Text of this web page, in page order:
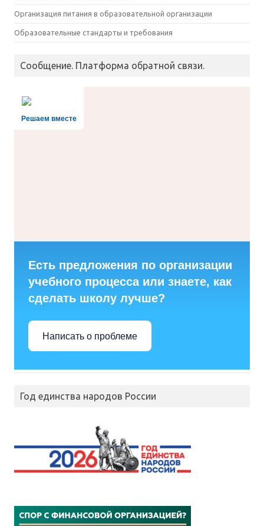
Организация питания в образовательной организации
Образовательные стандарты и требования
Сообщение. Платформа обратной связи.
Решаем вместе
Есть предложения по организации
учебного процесса или знаете, как
сделать школу лучше?
Написать о проблеме
Год единства народов России